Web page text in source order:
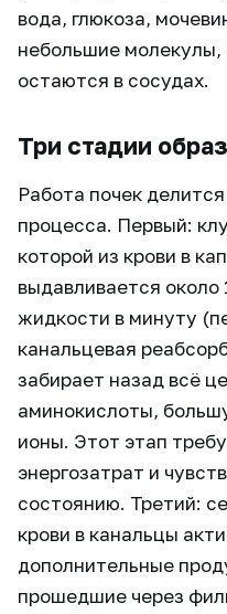
вода, глюкоза,
небольшие молекулы,
остаются в сосудах.
Три стадии
Работа почек
процесса. Первый:
которой из крови в
выдавливается около
жидкости в минуту
канальцевая
забирает назад всё
аминокислоты,
ионы. Этот этап
энергозатрат и
состоянию. Третий:
крови в канальцы
дополнительные
прошедшие через